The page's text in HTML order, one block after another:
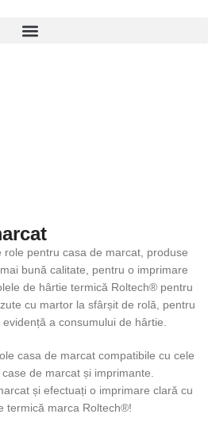
pentru casa de marcat, produse
bună calitate, pentru o imprimare
de hârtie termică Roltech® pentru
cu martor la sfârșit de rolă, pentru
a consumului de hârtie.
casa de marcat compatibile cu cele
de marcat și imprimante.
și efectuați o imprimare clară cu
termică marca Roltech®!